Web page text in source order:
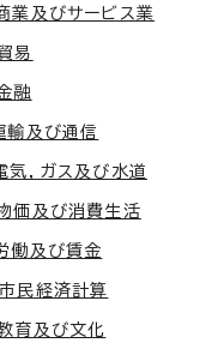
業及びサービス業
易
融
輸及び通信
，ガス及び水道
価及び消費生活
働及び賃金
民経済計算
育及び文化